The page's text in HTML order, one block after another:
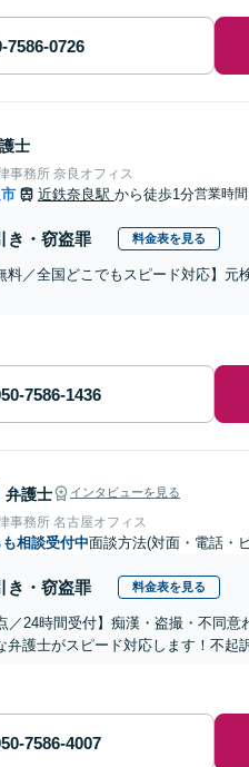
士
事務所 奈良オフィス
近鉄奈良駅 から徒歩1分営業時
き・窃盗罪 料金表を見る
料／全国どこでもスピード対応】
弁護士 インタビューを見る
事務所 名古屋オフィス
相談受付中面談方法(対面・電話・
き・窃盗罪 料金表を見る
／24時間受付】痴漢・盗撮・不同
弁護士がスピード対応します！不起